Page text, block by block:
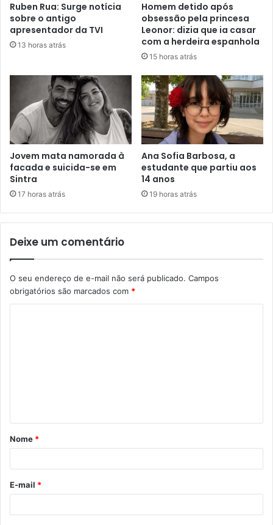
Ruben Rua: Surge notícia
sobre o antigo
apresentador da TVI
13 horas atrás
Homem detido após
obsessão pela princesa
Leonor: dizia que ia casar
com a herdeira espanhola
15 horas atrás
Jovem mata namorada à
facada e suicida-se em
Sintra
17 horas atrás
Ana Sofia Barbosa, a
estudante que partiu aos
14 anos
19 horas atrás
Deixe um comentário
O seu endereço de e-mail não será publicado. Campos
obrigatórios são marcados com *
á
r
*
Nome *
E-mail *